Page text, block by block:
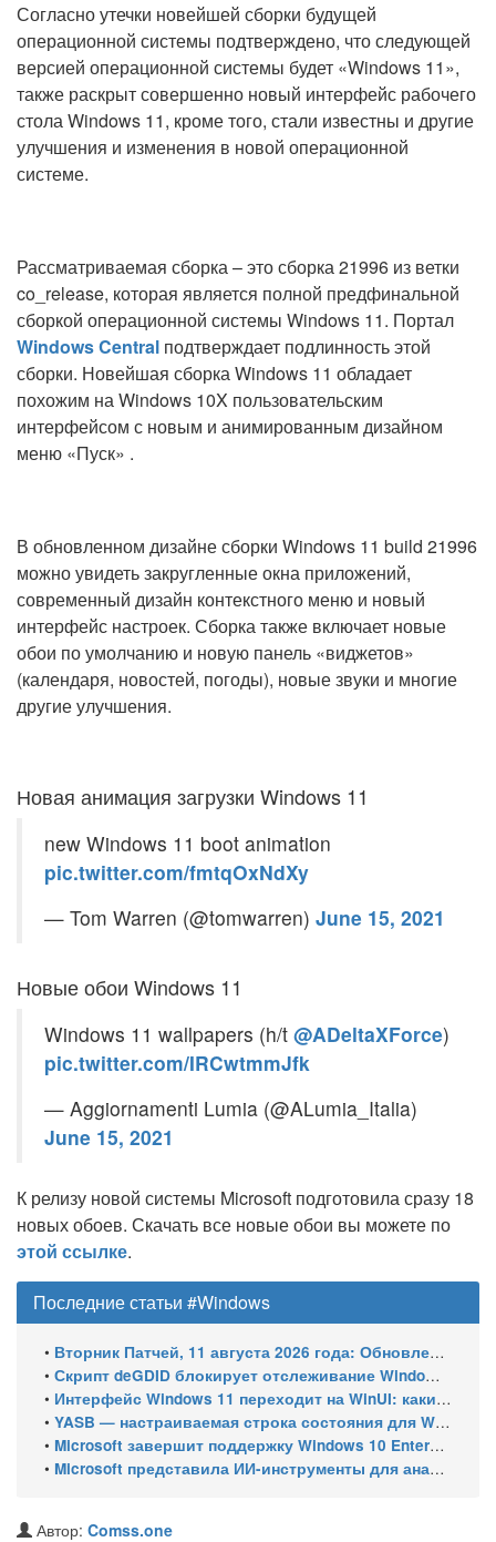
Согласно утечки новейшей сборки будущей
операционной системы подтверждено, что следующей
версией операционной системы будет «Windows 11»,
также раскрыт совершенно новый интерфейс рабочего
стола Windows 11, кроме того, стали известны и другие
улучшения и изменения в новой операционной
системе.
Рассматриваемая сборка – это сборка 21996 из ветки
co_release, которая является полной предфинальной
сборкой операционной системы Windows 11. Портал
Windows Central подтверждает подлинность этой
сборки. Новейшая сборка Windows 11 обладает
похожим на Windows 10X пользовательским
интерфейсом с новым и анимированным дизайном
меню «Пуск» .
В обновленном дизайне сборки Windows 11 build 21996
можно увидеть закругленные окна приложений,
современный дизайн контекстного меню и новый
интерфейс настроек. Сборка также включает новые
обои по умолчанию и новую панель «виджетов»
(календаря, новостей, погоды), новые звуки и многие
другие улучшения.
Новая анимация загрузки Windows 11
new Windows 11 boot animation
pic.twitter.com/fmtqOxNdXy
— Tom Warren (@tomwarren) June 15, 2021
Новые обои Windows 11
Windows 11 wallpapers (h/t @ADeltaXForce)
pic.twitter.com/IRCwtmmJfk
— Aggiornamenti Lumia (@ALumia_Italia)
June 15, 2021
К релизу новой системы Microsoft подготовила сразу 18
новых обоев. Скачать все новые обои вы можете по
этой ссылке.
Последние статьи #Windows
• Вторник Патчей, 11 августа 2026 года: Обновления безопасности для Windows 11 (включая KB5121003), ESU-обновления для Windows 10
• Скрипт deGDID блокирует отслеживание Windows по глобальному идентификатору устройства
• Интерфейс Windows 11 переходит на WinUI: какие системные элементы обновит Microsoft
• YASB — настраиваемая строка состояния для Windows с виджетами и поддержкой нескольких мониторов
• Microsoft завершит поддержку Windows 10 Enterprise LTSC 2021 в январе 2027 года. ESU продлят обновления до января 2030 года
• Microsoft представила ИИ-инструменты для анализа производительности Windows: ETW MCP и WPA MCP
Автор: Comss.one